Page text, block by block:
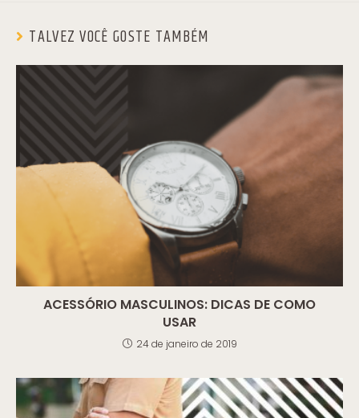
TALVEZ VOCÊ GOSTE TAMBÉM
ACESSÓRIO MASCULINOS: DICAS DE COMO
USAR
24 de janeiro de 2019